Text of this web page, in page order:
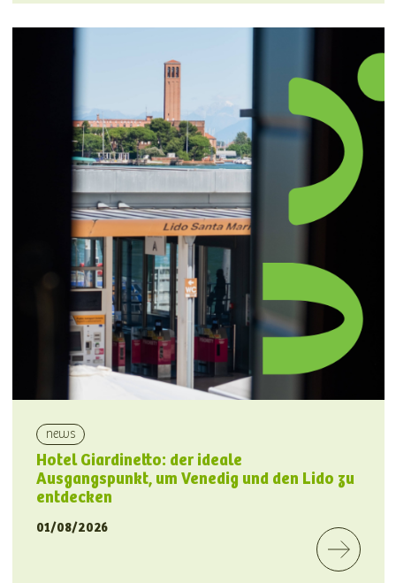
news
Hotel Giardinetto: der ideale
Ausgangspunkt, um Venedig und den Lido zu
entdecken
01/08/2026